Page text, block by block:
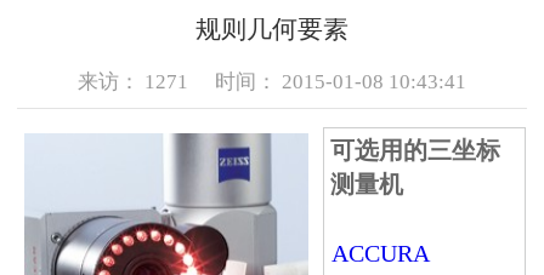
规则几何要素
来访： 1271 时间： 2015-01-08 10:43:41
可选用的三坐标
测量机
ACCURA